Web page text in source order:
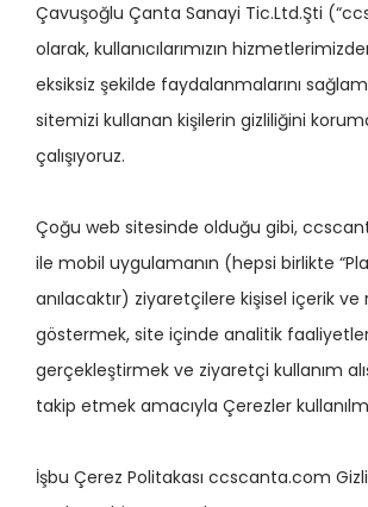
Çavuşoğlu Çanta Sanayi Tic.Ltd.Şti
olarak, kullanıcılarımızın
eksiksiz şekilde faydalanmalarını
sitemizi kullanan kişilerin gizliliğini
çalışıyoruz.
Çoğu web sitesinde olduğu gibi,
ile mobil uygulamanın (hepsi birlikte
anılacaktır) ziyaretçilere kişisel içerik ve
göstermek, site içinde analitik
gerçekleştirmek ve ziyaretçi kullanım
takip etmek amacıyla Çerezler
İşbu Çerez Politakası ccscanta.com